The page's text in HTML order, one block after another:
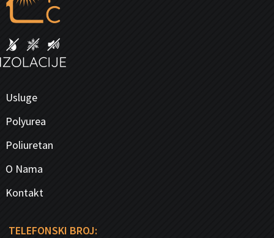
Usluge
Polyurea
Poliuretan
O Nama
Kontakt
TELEFONSKI BROJ: